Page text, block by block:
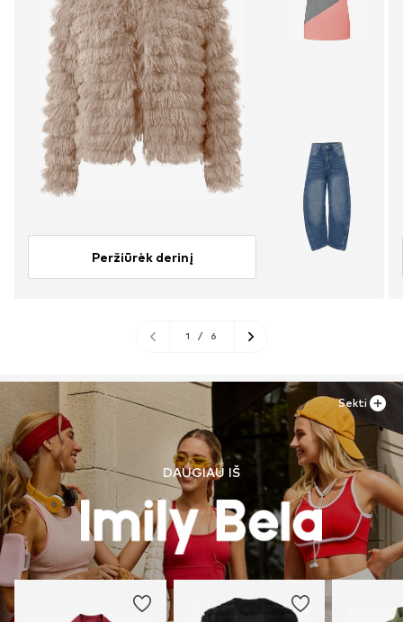
Peržiūrėk derinį
1 / 6
DAUGIAU IŠ
Sekti